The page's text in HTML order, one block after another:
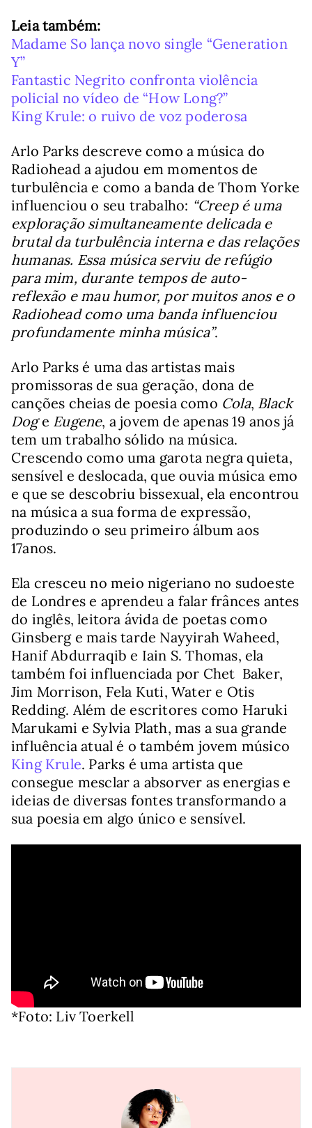
Leia também:
Madame So lança novo single “Generation
Y”
Fantastic Negrito confronta violência
policial no vídeo de “How Long?”
King Krule: o ruivo de voz poderosa
Arlo Parks descreve como a música do
Radiohead a ajudou em momentos de
turbulência e como a banda de Thom Yorke
influenciou o seu trabalho: “Creep é uma
exploração simultaneamente delicada e
brutal da turbulência interna e das relações
humanas. Essa música serviu de refúgio
para mim, durante tempos de auto-
reflexão e mau humor, por muitos anos e o
Radiohead como uma banda influenciou
profundamente minha música”.
Arlo Parks é uma das artistas mais
promissoras de sua geração, dona de
canções cheias de poesia como Cola, Black
Doge Eugene, a jovem de apenas 19 anos já
tem um trabalho sólido na música.
Crescendo como uma garota negra quieta,
sensível e deslocada, que ouvia música emo
e que se descobriu bissexual, ela encontrou
na música a sua forma de expressão,
produzindo o seu primeiro álbum aos
17anos.
Ela cresceu no meio nigeriano no sudoeste
de Londres e aprendeu a falar frânces antes
do inglês, leitora ávida de poetas como
Ginsberg e mais tarde Nayyirah Waheed,
Hanif Abdurraqib e Iain S. Thomas, ela
também foi influenciada por Chet Baker,
Jim Morrison, Fela Kuti, Water e Otis
Redding. Além de escritores como Haruki
Marukami e Sylvia Plath, mas a sua grande
influência atual é o também jovem músico
King Krule. Parks é uma artista que
consegue mesclar a absorver as energias e
ideias de diversas fontes transformando a
sua poesia em algo único e sensível.
*Foto: Liv Toerkell